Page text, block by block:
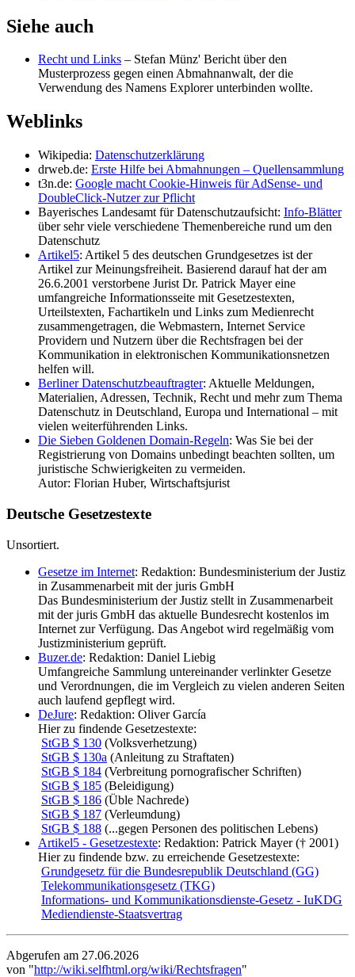
Siehe auch
Recht und Links – Stefan Münz' Bericht über den
Musterprozess gegen einen Abmahnanwalt, der die
Verwendung des Namens Explorer unterbinden wollte.
Weblinks
Wikipedia: Datenschutzerklärung
drweb.de: Erste Hilfe bei Abmahnungen – Quellensammlung
t3n.de: Google macht Cookie-Hinweis für AdSense- und
DoubleClick-Nutzer zur Pflicht
Bayerisches Landesamt für Datenschutzaufsicht: Info-Blätter
über sehr viele verschiedene Themenbereiche rund um den
Datenschutz
Artikel5: Artikel 5 des deutschen Grundgesetzes ist der
Artikel zur Meinungsfreiheit. Basierend darauf hat der am
26.6.2001 verstorbene Jurist Dr. Patrick Mayer eine
umfangreiche Informationsseite mit Gesetzestexten,
Urteilstexten, Fachartikeln und Links zum Medienrecht
zusammengetragen, die Webmastern, Internet Service
Providern und Nutzern über die Rechtsfragen bei der
Kommunikation in elektronischen Kommunikationsnetzen
helfen will.
Berliner Datenschutzbeauftragter: Aktuelle Meldungen,
Materialien, Adressen, Technik, Recht und mehr zum Thema
Datenschutz in Deutschland, Europa und International – mit
vielen weiterführenden Links.
Die Sieben Goldenen Domain-Regeln: Was Sie bei der
Registrierung von Domains unbedingt beachten sollten, um
juristische Schwierigkeiten zu vermeiden.
Autor: Florian Huber, Wirtschaftsjurist
Deutsche Gesetzestexte
Unsortiert.
Gesetze im Internet: Redaktion: Bundesministerium der Justiz
in Zusammenarbeit mit der juris GmbH
Das Bundesministerium der Justiz stellt in Zusammenarbeit
mit der juris GmbH das aktuelle Bundesrecht kostenlos im
Internet zur Verfügung. Das Angebot wird regelmäßig vom
Justizministerium geprüft.
Buzer.de: Redaktion: Daniel Liebig
Umfangreiche Sammlung untereinander verlinkter Gesetze
und Verordnungen, die im Vergleich zu vielen anderen Seiten
auch laufend gepflegt wird.
DeJure: Redaktion: Oliver García
Hier zu findende Gesetzestexte:
StGB $ 130 (Volksverhetzung)
StGB $ 130a (Anleitung zu Straftaten)
StGB $ 184 (Verbreitung pornografischer Schriften)
StGB $ 185 (Beleidigung)
StGB $ 186 (Üble Nachrede)
StGB $ 187 (Verleumdung)
StGB $ 188 (...gegen Personen des politischen Lebens)
Artikel5 - Gesetzestexte: Redaktion: Patrick Mayer († 2001)
Hier zu findende bzw. zu erreichende Gesetzestexte:
Grundgesetz für die Bundesrepublik Deutschland (GG)
Telekommunikationsgesetz (TKG)
Informations- und Kommunikationsdienste-Gesetz - IuKDG
Mediendienste-Staatsvertrag
Abgerufen am 27.06.2026
von "http://wiki.selfhtml.org/wiki/Rechtsfragen"